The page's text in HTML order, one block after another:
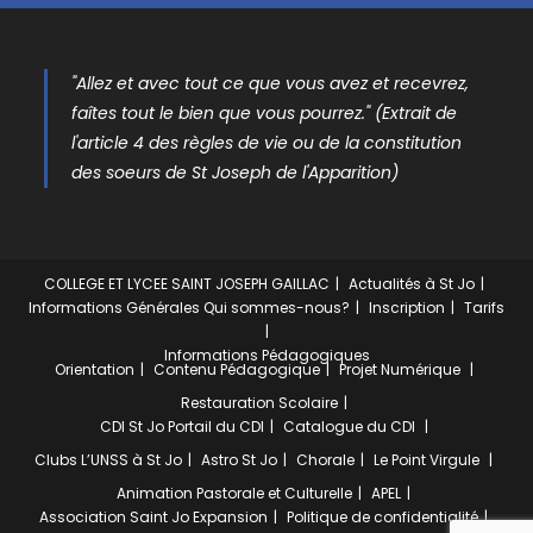
"Allez et avec tout ce que vous avez et recevrez,
faîtes tout le bien que vous pourrez." (Extrait de
l'article 4 des règles de vie ou de la constitution
des soeurs de St Joseph de l'Apparition)
COLLEGE ET LYCEE SAINT JOSEPH GAILLAC
Actualités à St Jo
Informations Générales Qui sommes-nous? Inscription Tarifs
Informations Pédagogiques
Orientation Contenu Pédagogique
Projet Numérique
Restauration Scolaire
CDI St Jo Portail du CDI
Catalogue du CDI
Clubs L’UNSS à St Jo Astro St Jo Chorale
Le Point Virgule
Animation Pastorale et Culturelle
APEL
Association Saint Jo Expansion
Politique de confidentialité